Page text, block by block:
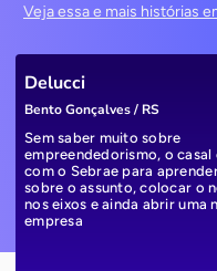
Veja essa e mais histórias
Delucci
Bento Gonçalves / RS
Sem saber muito sobre
empreendedorismo, o casal
com o Sebrae para
sobre o assunto, colocar o
nos eixos e ainda abrir uma
empresa